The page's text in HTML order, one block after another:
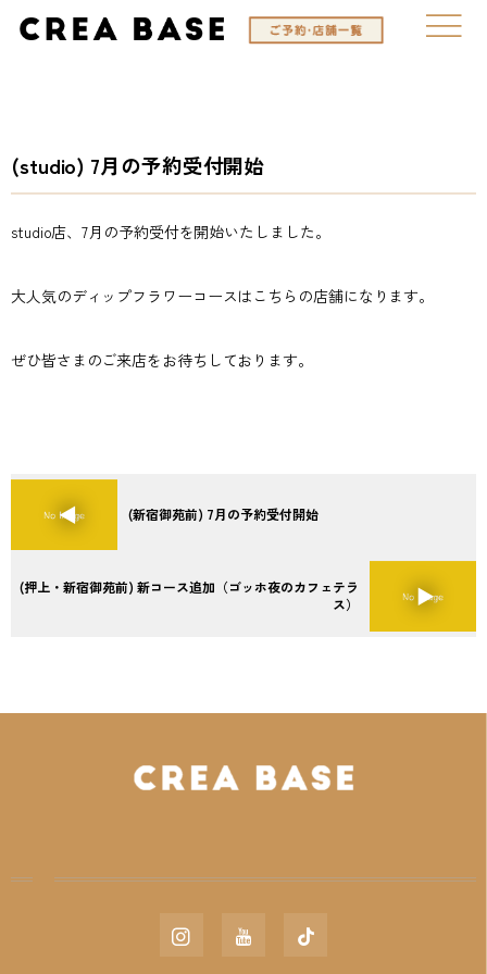
(studio) 7月の予約受付開始
studio店、7月の予約受付を開始いたしました。
大人気のディップフラワーコースはこちらの店舗になります。
ぜひ皆さまのご来店をお待ちしております。
(新宿御苑前) 7月の予約受付開始
(押上・新宿御苑前) 新コース追加（ゴッホ夜のカフェテラ
ス）